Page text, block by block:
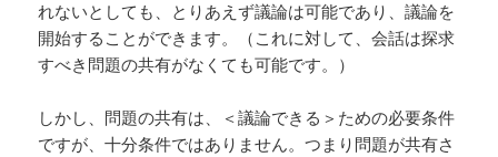
れないとしても、とりあえず議論は可能であり、議論を
開始することができます。（これに対して、会話は探求
すべき問題の共有がなくても可能です。）
しかし、問題の共有は、＜議論できる＞ための必要条件
ですが、十分条件ではありません。つまり問題が共有さ